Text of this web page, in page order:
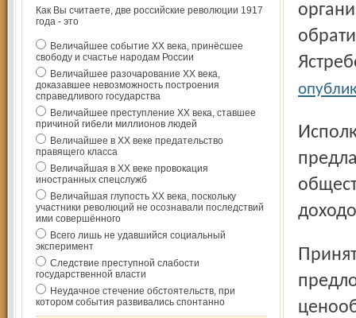
Как Вы считаете, две российские революции 1917
года - это
Величайшее событие ХХ века, принёсшее
свободу и счастье народам России
Величайшее разочарование ХХ века,
доказавшее невозможность построения
справедливого государства
Величайшее преступление ХХ века, ставшее
причиной гибели миллионов людей
Величайшее в ХХ веке предательство
правящего класса
Величайшая в ХХ веке провокация
иностранных спецслужб
Величайшая глупость ХХ века, поскольку
участники революций не осознавали последствий
ими совершённого
Всего лишь не удавшийся социальный
эксперимент
Следствие преступной слабости
государственной власти
Неудачное стечение обстоятельств, при
котором события развивались спонтанно
Исполком объединения организаций профсоюзов
Принято решение обратиться в прокуратуру области с